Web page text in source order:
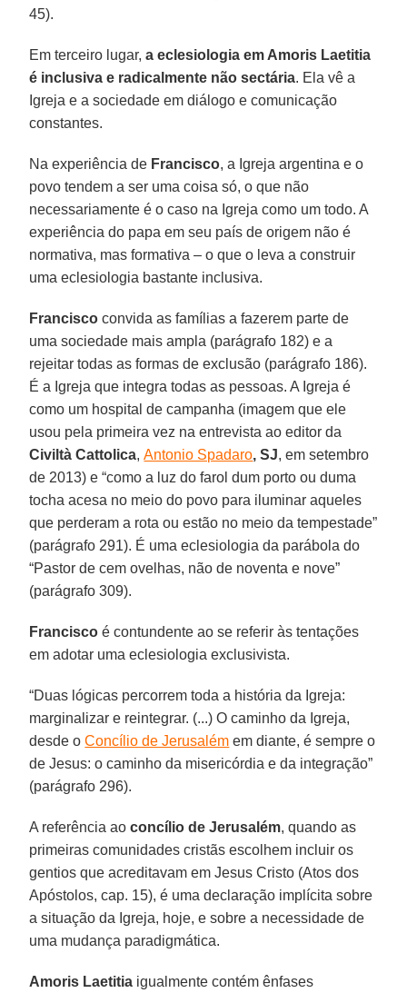
45).
Em terceiro lugar,a eclesiologia em Amoris Laetitia
é inclusiva e radicalmente não sectária. Ela vê a
Igreja e a sociedade em diálogo e comunicação
constantes.
Na experiência de Francisco, a Igreja argentina e o
povo tendem a ser uma coisa só, o que não
necessariamente é o caso na Igreja como um todo. A
experiência do papa em seu país de origem não é
normativa, mas formativa – o que o leva a construir
uma eclesiologia bastante inclusiva.
Francisco convida as famílias a fazerem parte de
uma sociedade mais ampla (parágrafo 182) e a
rejeitar todas as formas de exclusão (parágrafo 186).
É a Igreja que integra todas as pessoas. A Igreja é
como um hospital de campanha (imagem que ele
usou pela primeira vez na entrevista ao editor da
Civiltà Cattolica, Antonio Spadaro, SJ, em setembro
de 2013) e “como a luz do farol dum porto ou duma
tocha acesa no meio do povo para iluminar aqueles
que perderam a rota ou estão no meio da tempestade”
(parágrafo 291). É uma eclesiologia da parábola do
“Pastor de cem ovelhas, não de noventa e nove”
(parágrafo 309).
Francisco é contundente ao se referir às tentações
em adotar uma eclesiologia exclusivista.
“Duas lógicas percorrem toda a história da Igreja:
marginalizar e reintegrar. (...) O caminho da Igreja,
desde oConcílio de Jerusalém em diante, é sempre o
de Jesus: o caminho da misericórdia e da integração”
(parágrafo 296).
A referência aoconcílio de Jerusalém, quando as
primeiras comunidades cristãs escolhem incluir os
gentios que acreditavam em Jesus Cristo (Atos dos
Apóstolos, cap. 15), é uma declaração implícita sobre
a situação da Igreja, hoje, e sobre a necessidade de
uma mudança paradigmática.
Amoris Laetitia igualmente contém ênfases